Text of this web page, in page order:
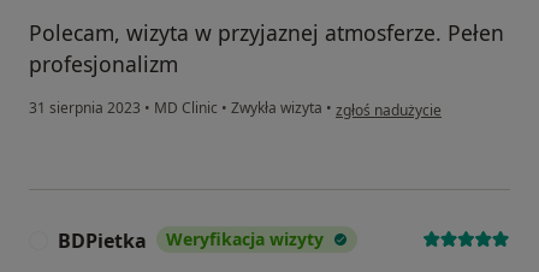
Polecam, wizyta w przyjaznej atmosferze. Pełen
profesjonalizm
31 sierpnia 2023 • MD Clinic • Zwykła wizyta • w opinii użytkownika JM
zgłoś nadużycie
BDPietka Weryfikacja wizyty